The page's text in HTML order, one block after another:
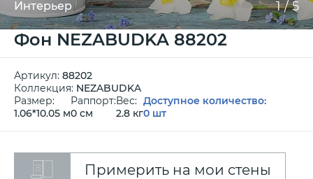
Интерьер 1/5
Фон NEZABUDKA 88202
Артикул: 88202
Коллекция: NEZABUDKA
Размер:
1.06*10.05 м
Раппорт:
0 см
Вес:
2.8 кг
Доступное количество:
0 шт
Примерить на мои стены